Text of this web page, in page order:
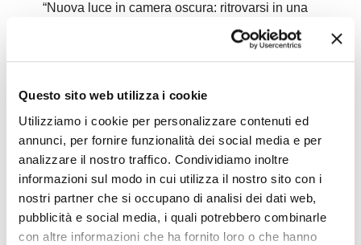
Questo sito web utilizza i cookie
Utilizziamo i cookie per personalizzare contenuti ed
annunci, per fornire funzionalità dei social media e per
analizzare il nostro traffico. Condividiamo inoltre
informazioni sul modo in cui utilizza il nostro sito con i
nostri partner che si occupano di analisi dei dati web,
pubblicità e social media, i quali potrebbero combinarle
con altre informazioni che ha fornito loro o che hanno
“Nuova luce in camera oscura: ritrovarsi in una
foto”; clicca qui per vedere il video.
30.09.2023 – La Repubblica – “Nuova luce in
camera oscura”: Ageop, i giovani e la malattia
L’articolo de La Repubblica Bologna sulla
mostra di Ageop Ricerca “Nuova luce in camera
oscura: ritrovarsi in una foto”.